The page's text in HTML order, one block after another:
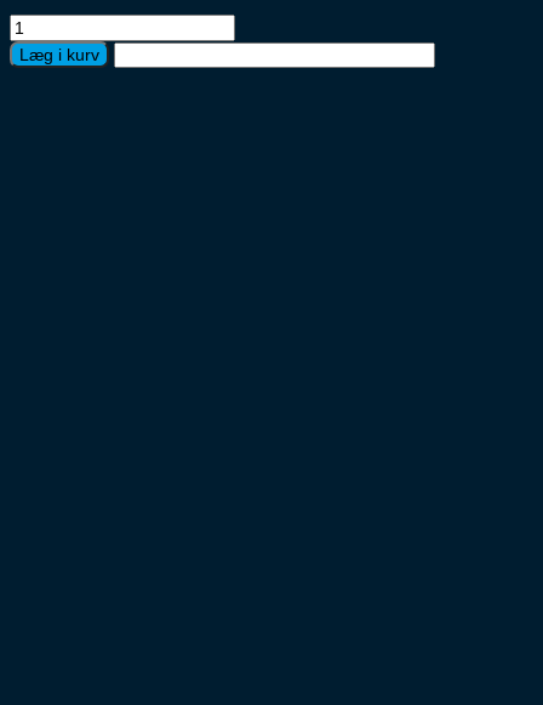
Iskaffe
Creamy
Caramel
Læg i kurv